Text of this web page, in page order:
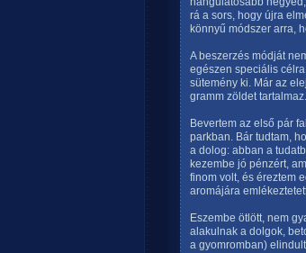
rá a sors, hogy újra
könnyű módszer arra,
A beszerzés módját
egészen speciális
sütemény ki. Már az
gramm zöldet
Bevertem az első pár
parkban. Bár tudtam,
a dolog: abban a
kezembe jó pénzért,
finom volt, és éreztem
aromájára
Eszembe ötlött, nem
alakulnak a dolgok,
a gyomromban)